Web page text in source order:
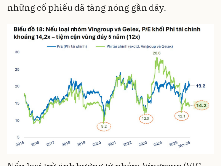
những cổ phiếu đã tăng nóng gần đây.